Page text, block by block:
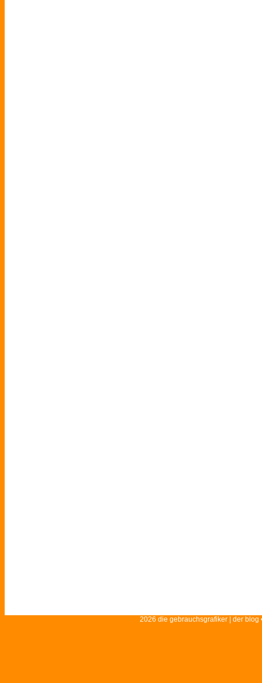
2026 die gebrauchsgrafiker | der blog